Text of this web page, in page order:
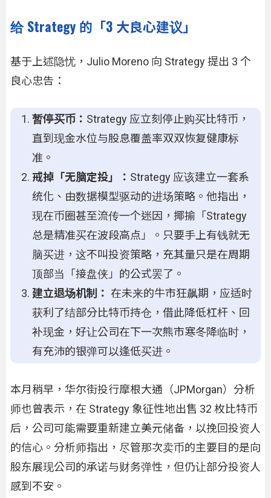
给 Strategy 的「3 大良心建议」
基于上述隐忧，Julio Moreno 向 Strategy 提出 3 个
良心忠告：
暂停买币： Strategy 应立刻停止购买比特币，
直到现金水位与股息覆盖率双双恢复健康标
准。
戒掉「无脑定投」： Strategy 应该建立一套系
统化、由数据模型驱动的进场策略。他指出，
现在币圈甚至流传一个迷因，揶揄「Strategy
总是精准买在波段高点」。只要手上有钱就无
脑买进，这不叫投资策略，充其量只是在周期
顶部当「接盘侠」的公式罢了。
建立退场机制： 在未来的牛市狂飙期，应适时
获利了结部分比特币持仓，借此降低杠杆、回
补现金，好让公司在下一次熊市寒冬降临时，
有充沛的银弹可以逢低买进。
本月稍早，华尔街投行摩根大通（JPMorgan）分析
师也曾表示，在 Strategy 象征性地出售 32 枚比特币
后，公司可能需要重新建立美元储备，以挽回投资人
的信心。分析师指出，尽管那次卖币的主要目的是向
股东展现公司的承诺与财务弹性，但仍让部分投资人
感到不安。